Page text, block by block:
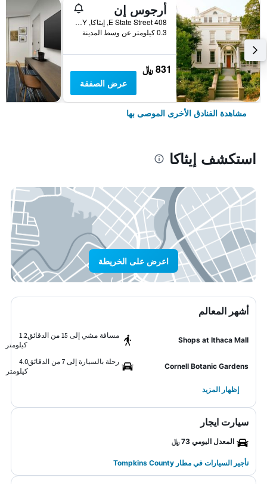
أرجوس إن
408 E State Street, إيثاكا, NY, الولايات المتحدة الأميريكية
0.3 كيلومتر عن وسط المدينة
831 ﷼
عرض الصفقة
مشاهدة الفنادق الأخرى الموصى بها
استكشف إيثاكا
اعرض على الخريطة
أشهر المعالم
Shops at Ithaca Mall
مسافة مشي إلى 15 من الدقائق
1.2
كيلومتر
Cornell Botanic Gardens
رحلة بالسيارة إلى 7 من الدقائق
4.0
كيلومتر
إظهار المزيد
سيارت ايجار
المعدل اليومي 73 ﷼
تأجير السيارات في مطار Tompkins County